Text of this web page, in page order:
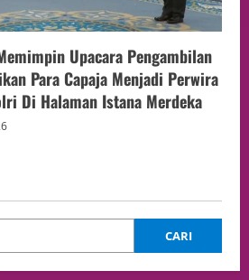
Upacara Pengambilan
Para Capaja Menjadi Perwira
Di Halaman Istana Merdeka
CARI